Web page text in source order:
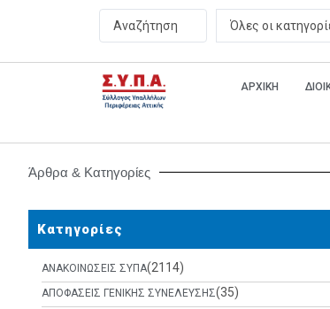
Όλες οι
ΑΡΧΙΚΗ
Άρθρα & Κατηγορίες
Κατηγορίες
ΑΝΑΚΟΙΝΩΣΕΙΣ ΣΥΠΑ(2114)
ΑΠΟΦΑΣΕΙΣ ΓΕΝΙΚΗΣ ΣΥΝΕΛΕΥΣΗΣ(35)